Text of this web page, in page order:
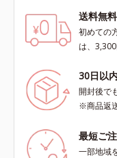
送料無料
初めての
は、
30日以
開封後で
※商品返
最短ご
一部地域